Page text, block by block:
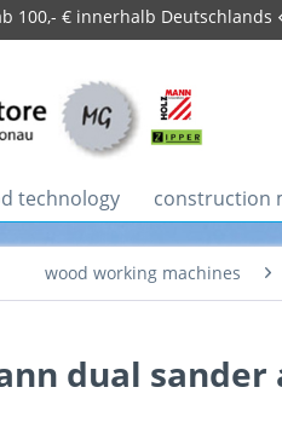
100,- € innerhalb Deutschlands
technology construction
wood working machines
dual sander